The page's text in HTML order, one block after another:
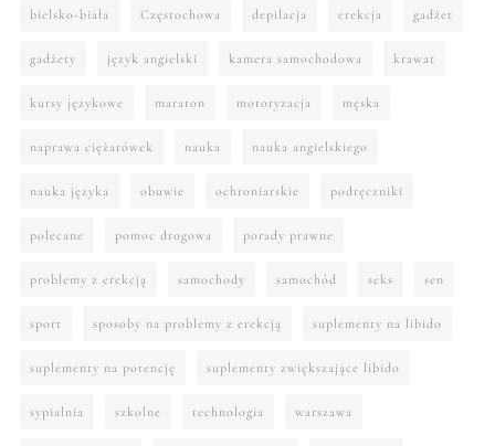
bielsko-biała Częstochowa depilacja erekcja gadżet
gadżety język angielski kamera samochodowa krawat
kursy językowe maraton motoryzacja męska
naprawa ciężarówek nauka nauka angielskiego
nauka języka obuwie ochroniarskie podręczniki
polecane pomoc drogowa porady prawne
problemy z erekcją samochody samochód seks sen
sport sposoby na problemy z erekcją suplementy na libido
suplementy na potencję suplementy zwiększające libido
sypialnia szkolne technologia warszawa